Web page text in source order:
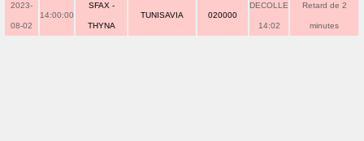
2023-
08-02
14:00:00
SFAX -
THYNA
TUNISAVIA 020000
DECOLLE
14:02
Retard de 2
minutes